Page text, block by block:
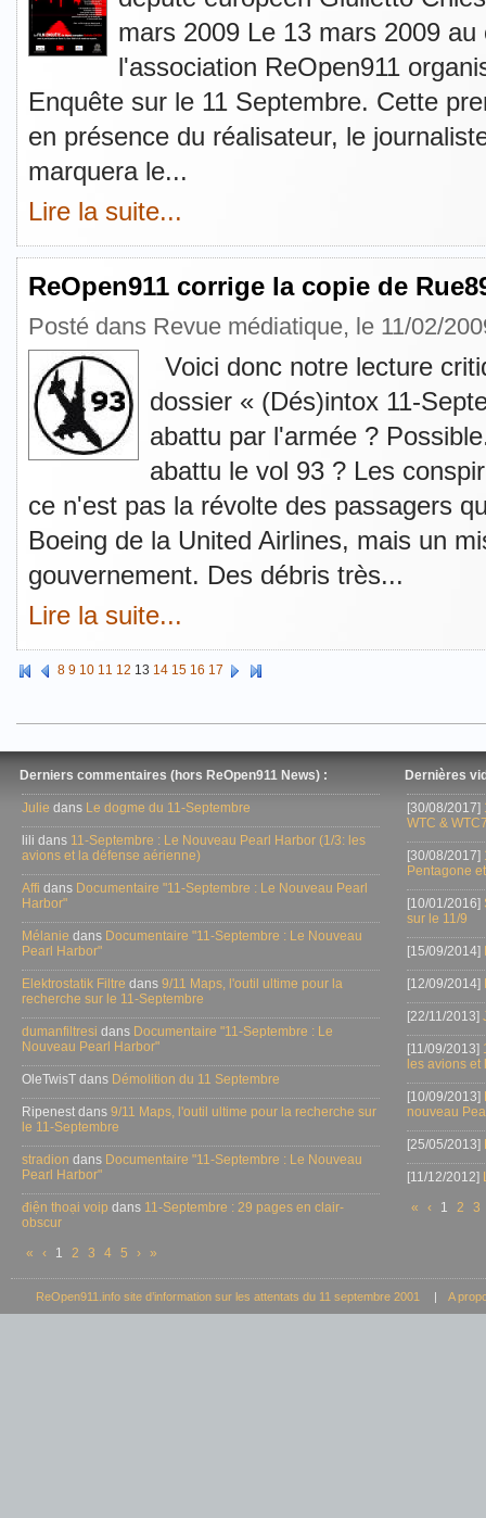
mars 2009 Le 13 mars 2009
l'association ReOpen911
Enquête sur le 11 Septembre. Cette
en présence du réalisateur, le
marquera le...
Lire la suite...
ReOpen911 corrige la copie de
Posté dans Revue médiatique, le 11/02/
Voici donc notre lecture
dossier « (Dés)intox 11-
abattu par l'armée ?
abattu le vol 93 ? Les
ce n'est pas la révolte des passagers
Boeing de la United Airlines, mais un
gouvernement. Des débris très...
Lire la suite...
8 9 10 11 12 13 14 15 16 17
Derniers commentaires (hors ReOpen911 News) :
Julie dans Le dogme du 11-Septembre
lili dans 11-Septembre : Le Nouveau Pearl Harbor (1/3: les
avions et la défense aérienne)
Affi dans Documentaire "11-Septembre : Le Nouveau Pearl
Harbor"
Mélanie dans Documentaire "11-Septembre : Le Nouveau
Pearl Harbor"
Elektrostatik Filtre dans 9/11 Maps, l'outil ultime pour la
recherche sur le 11-Septembre
dumanfiltresi dans Documentaire "11-Septembre : Le
Nouveau Pearl Harbor"
OleTwisT dans Démolition du 11 Septembre
Ripenest dans 9/11 Maps, l'outil ultime pour la recherche sur
le 11-Septembre
stradion dans Documentaire "11-Septembre : Le Nouveau
Pearl Harbor"
điện thoại voip dans 11-Septembre : 29 pages en clair-
obscur
«
‹ 1 2 3 4 5 › »
Dernières
[30/08/2017]
WTC &
[30/08/2017]
Pentagone
[10/01/2016]
sur le 11/9
[15/09/2014]
[12/09/2014]
[22/11/2013]
[11/09/2013]
les avions
[10/09/2013]
nouveau
[25/05/2013]
[11/12/2012]
«
‹ 1 2 3
ReOpen911.info site d’information sur les attentats du 11 septembre 2001 | A